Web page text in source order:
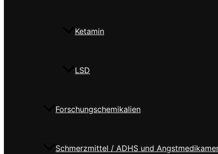
Ketamin
LSD
Forschungschemikalien
Schmerzmittel / ADHS und